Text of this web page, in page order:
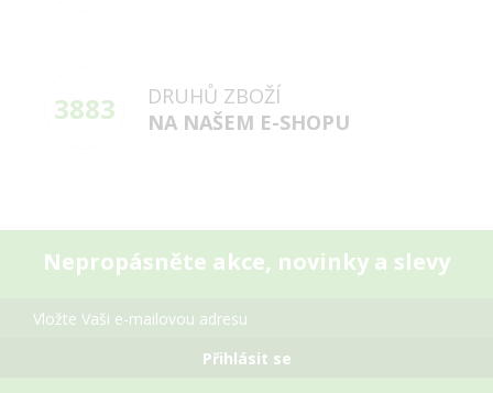
3883
DRUHŮ ZBOŽÍ
NA NAŠEM E-SHOPU
Nepropásněte akce, novinky a slevy
Přihlásit se